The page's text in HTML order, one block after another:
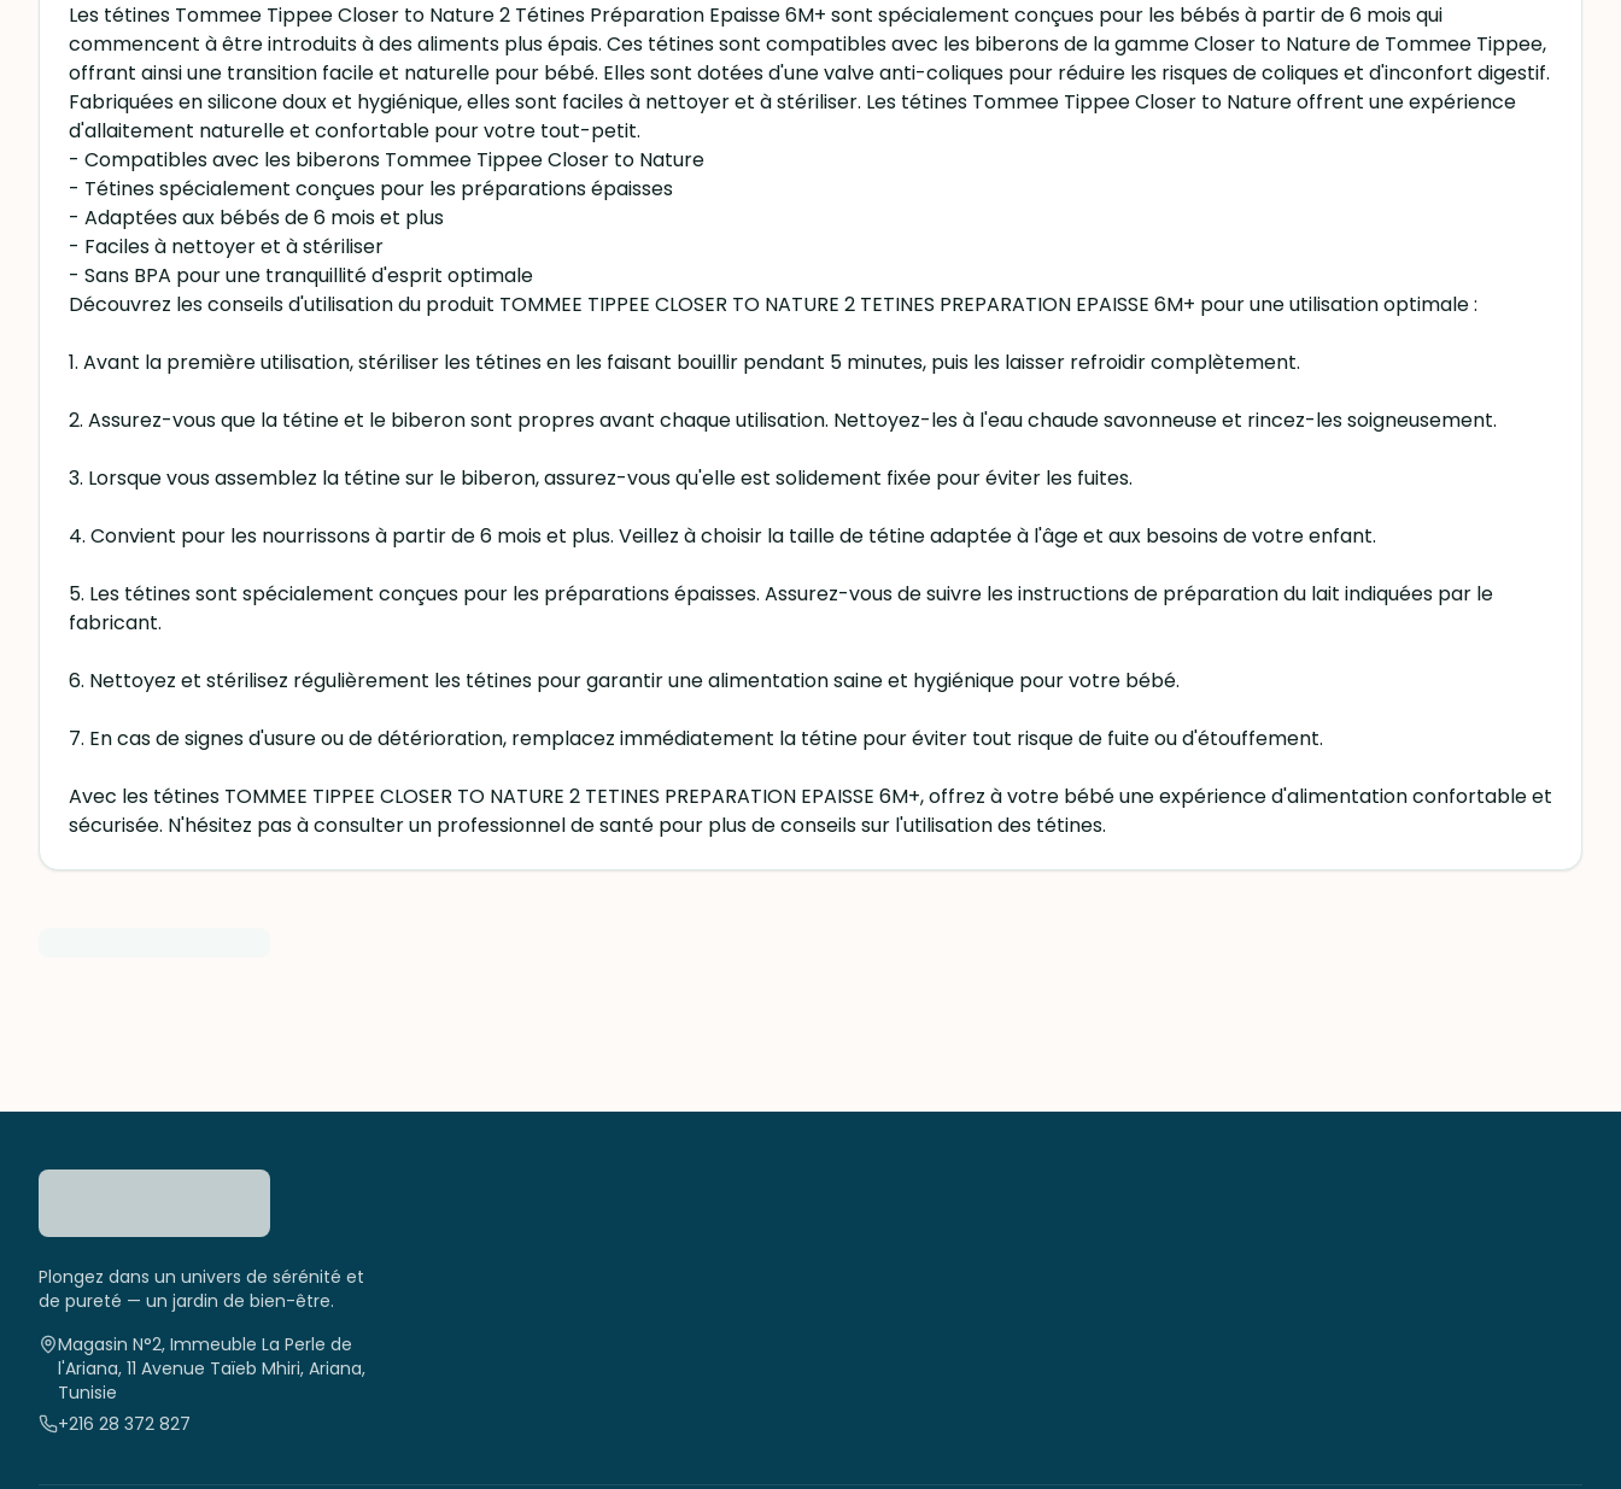
Les tétines Tommee Tippee Closer to Nature 2 Tétines Préparation Epaisse 6M+ sont spécialement conçues pour les bébés à partir de 6 mois qui
commencent à être introduits à des aliments plus épais. Ces tétines sont compatibles avec les biberons de la gamme Closer to Nature de Tommee Tippee,
offrant ainsi une transition facile et naturelle pour bébé. Elles sont dotées d'une valve anti-coliques pour réduire les risques de coliques et d'inconfort digestif.
Fabriquées en silicone doux et hygiénique, elles sont faciles à nettoyer et à stériliser. Les tétines Tommee Tippee Closer to Nature offrent une expérience
d'allaitement naturelle et confortable pour votre tout-petit.
- Compatibles avec les biberons Tommee Tippee Closer to Nature
- Tétines spécialement conçues pour les préparations épaisses
- Adaptées aux bébés de 6 mois et plus
- Faciles à nettoyer et à stériliser
- Sans BPA pour une tranquillité d'esprit optimale
Découvrez les conseils d'utilisation du produit TOMMEE TIPPEE CLOSER TO NATURE 2 TETINES PREPARATION EPAISSE 6M+ pour une utilisation optimale :
1. Avant la première utilisation, stériliser les tétines en les faisant bouillir pendant 5 minutes, puis les laisser refroidir complètement.
2. Assurez-vous que la tétine et le biberon sont propres avant chaque utilisation. Nettoyez-les à l'eau chaude savonneuse et rincez-les soigneusement.
3. Lorsque vous assemblez la tétine sur le biberon, assurez-vous qu'elle est solidement fixée pour éviter les fuites.
4. Convient pour les nourrissons à partir de 6 mois et plus. Veillez à choisir la taille de tétine adaptée à l'âge et aux besoins de votre enfant.
5. Les tétines sont spécialement conçues pour les préparations épaisses. Assurez-vous de suivre les instructions de préparation du lait indiquées par le
fabricant.
6. Nettoyez et stérilisez régulièrement les tétines pour garantir une alimentation saine et hygiénique pour votre bébé.
7. En cas de signes d'usure ou de détérioration, remplacez immédiatement la tétine pour éviter tout risque de fuite ou d'étouffement.
Avec les tétines TOMMEE TIPPEE CLOSER TO NATURE 2 TETINES PREPARATION EPAISSE 6M+, offrez à votre bébé une expérience d'alimentation confortable et
sécurisée. N'hésitez pas à consulter un professionnel de santé pour plus de conseils sur l'utilisation des tétines.
Plongez dans un univers de sérénité et
de pureté — un jardin de bien-être.
Magasin N°2, Immeuble La Perle de
l'Ariana, 11 Avenue Taïeb Mhiri, Ariana,
Tunisie
+216 28 372 827